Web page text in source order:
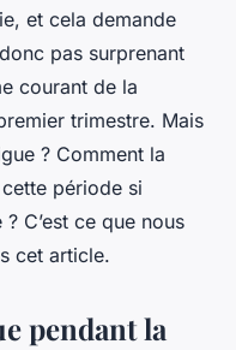
et cela demande
pas surprenant
courant de la
trimestre. Mais
? Comment la
période si
C’est ce que nous
cet article.
pendant la